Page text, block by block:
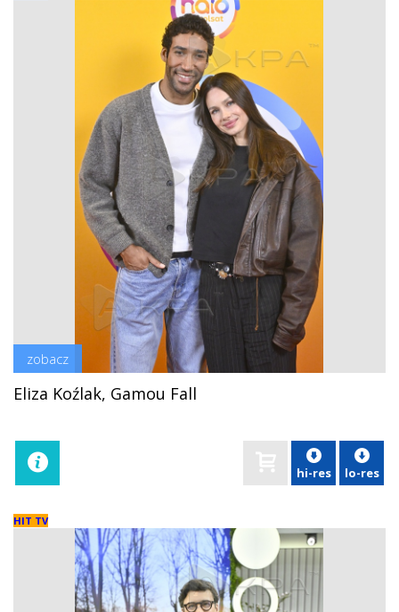
zobacz
Eliza Koźlak, Gamou Fall
hi-res lo-res
HIT TV